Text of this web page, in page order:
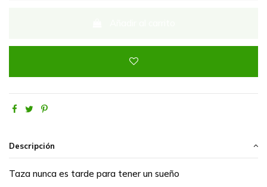
Descripción
Taza nunca es tarde para tener un sueño